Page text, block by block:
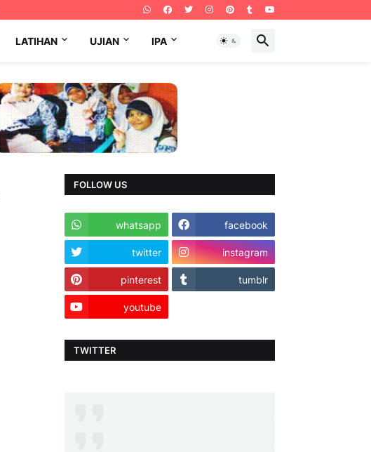
LATIHAN UJIAN IPA
FOLLOW US
whatsapp facebook
twitter instagram
pinterest tumblr
youtube
TWITTER